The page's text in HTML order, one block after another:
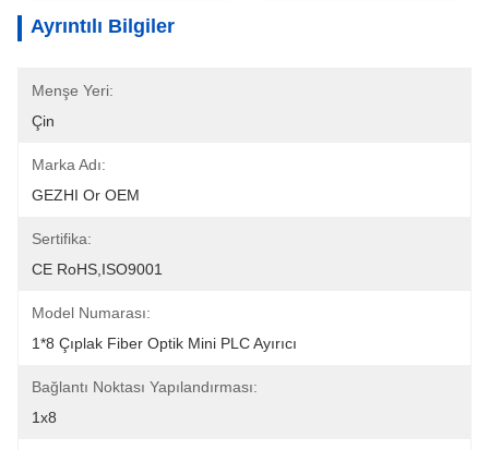
Ayrıntılı Bilgiler
Menşe Yeri:
Çin
Marka Adı:
GEZHI Or OEM
Sertifika:
CE RoHS,ISO9001
Model Numarası:
1*8 Çıplak Fiber Optik Mini PLC Ayırıcı
Bağlantı Noktası Yapılandırması:
1x8